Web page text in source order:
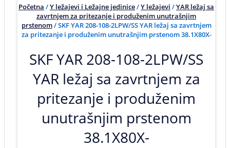
Početna /Y ležajevi i Ležajne jedinice/Y ležajevi /YAR ležaj sa
zavrtnjem za pritezanje i produženim unutrašnjim
prstenom/ SKF YAR 208-108-2LPW/SS YAR ležaj sa zavrtnjem
za pritezanje i produženim unutrašnjim prstenom 38.1X80X-
SKF YAR 208-108-2LPW/SS
YAR ležaj sa zavrtnjem za
pritezanje i produženim
unutrašnjim prstenom
38.1X80X-